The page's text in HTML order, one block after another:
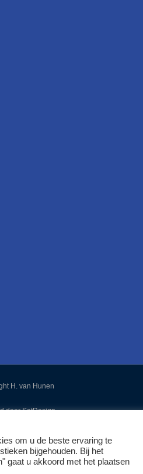
H. van Hunen
door SatDesign
om u de beste ervaring te
bijgehouden. Bij het
gaat u akkoord met het plaatsen